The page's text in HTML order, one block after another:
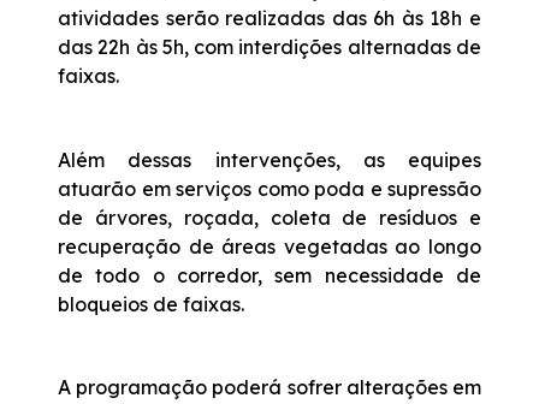
atividades serão realizadas das 6h às 18h e
das 22h às 5h, com interdições alternadas de
faixas.
Além dessas intervenções, as equipes
atuarão em serviços como poda e supressão
de árvores, roçada, coleta de resíduos e
recuperação de áreas vegetadas ao longo
de todo o corredor, sem necessidade de
bloqueios de faixas.
A programação poderá sofrer alterações em